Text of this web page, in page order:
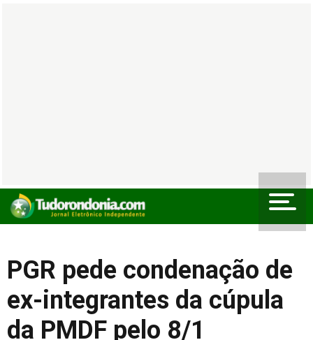
PGR pede condenação de
ex-integrantes da cúpula
da PMDF pelo 8/1